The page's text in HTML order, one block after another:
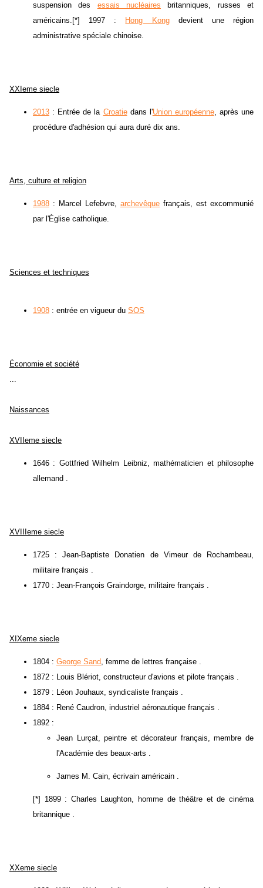
suspension des essais nucléaires britanniques, russes et
américains.[*] 1997 :
Hong Kongdevient une région
administrative spéciale chinoise.
XXIeme siecle
2013 : Entrée de la Croatiedans l'Union européenne, après une
procédure d'adhésion qui aura duré dix ans.
Arts, culture et religion
1988 : Marcel Lefebvre, archevêque français, est excommunié
par l'Église catholique.
Sciences et techniques
1908 : entrée en vigueur du SOS
Économie et société
...
Naissances
XVIIeme siecle
1646 : Gottfried Wilhelm Leibniz, mathématicien et philosophe
allemand .
XVIIIeme siecle
1725 : Jean-Baptiste Donatien de Vimeur de Rochambeau,
militaire français .
1770 : Jean-François Graindorge, militaire français .
XIXeme siecle
1804 : George Sand, femme de lettres française .
1872 : Louis Blériot, constructeur d'avions et pilote français .
1879 : Léon Jouhaux, syndicaliste français .
1884 : René Caudron, industriel aéronautique français .
1892 :
Jean Lurçat, peintre et décorateur français, membre de
l'Académie des beaux-arts .
James M. Cain, écrivain américain .
[*] 1899 : Charles Laughton, homme de théâtre et de cinéma
britannique .
XXeme siecle